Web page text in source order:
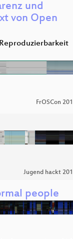
und
von Open
FrOSCon
Jugend hackt
people